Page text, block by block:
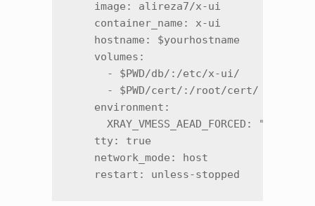
    image: alireza7/x-ui
    container_name: x-ui
    hostname: $yourhostname
    volumes:
      - $PWD/db/:/etc/x-ui/
      - $PWD/cert/:/root/cert/
    environment:
      XRAY_VMESS_AEAD_FORCED: "false"
    tty: true
    network_mode: host
    restart: unless-stopped